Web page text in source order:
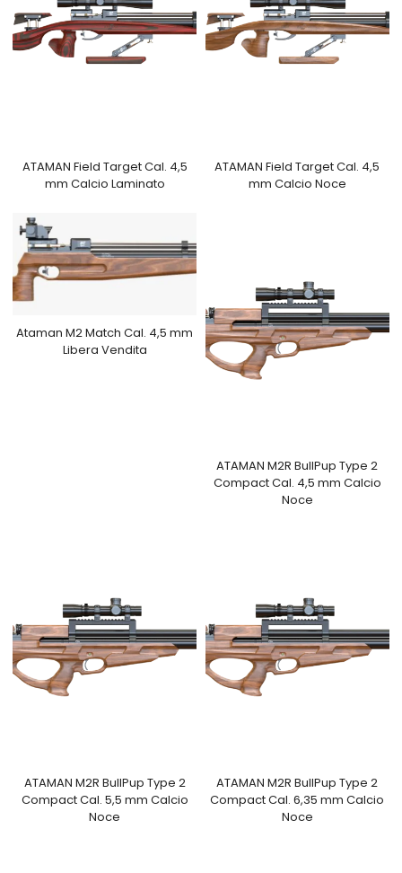
ATAMAN Field Target Cal. 4,5
mm Calcio Laminato
ATAMAN Field Target Cal. 4,5
mm Calcio Noce
Ataman M2 Match Cal. 4,5 mm
Libera Vendita
ATAMAN M2R BullPup Type 2
Compact Cal. 4,5 mm Calcio
Noce
ATAMAN M2R BullPup Type 2
Compact Cal. 5,5 mm Calcio
Noce
ATAMAN M2R BullPup Type 2
Compact Cal. 6,35 mm Calcio
Noce